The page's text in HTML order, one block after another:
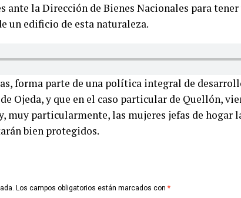
ante la Dirección de Bienes Nacionales para
un edificio de esta naturaleza.
forma parte de una política integral de
Ojeda, y que en el caso particular de Quellón,
muy particularmente, las mujeres jefas de hogar
bien protegidos.
Los campos obligatorios están marcados con *